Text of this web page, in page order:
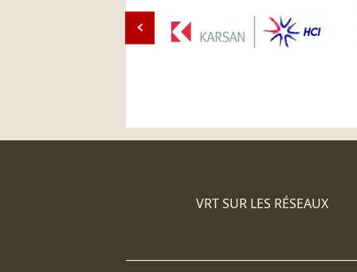
VRT SUR LES RÉSEAUX